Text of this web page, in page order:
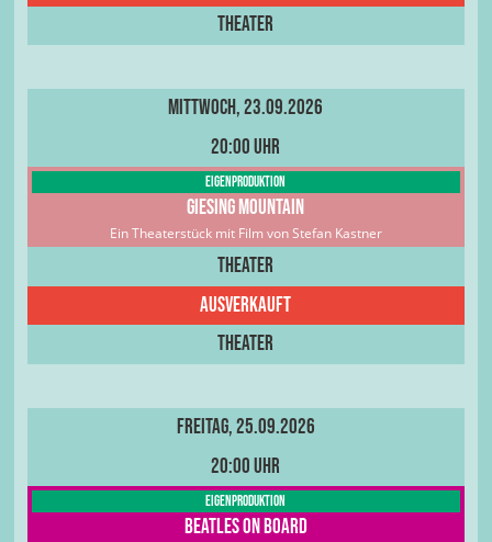
Theater
Mittwoch, 23.09.2026
20:00 Uhr
Eigenproduktion
Giesing Mountain
Ein Theaterstück mit Film von Stefan Kastner
Theater
Ausverkauft
Theater
Freitag, 25.09.2026
20:00 Uhr
Eigenproduktion
Beatles on Board